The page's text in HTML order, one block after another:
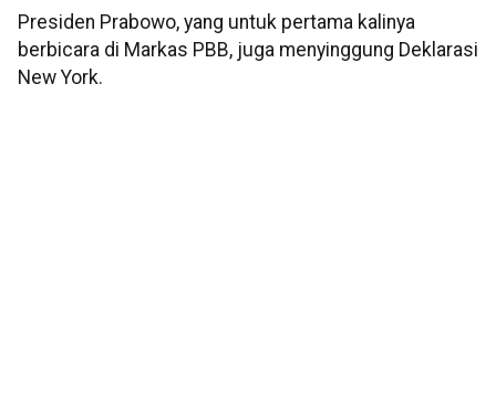
Presiden Prabowo, yang untuk pertama kalinya
berbicara di Markas PBB, juga menyinggung Deklarasi
New York.